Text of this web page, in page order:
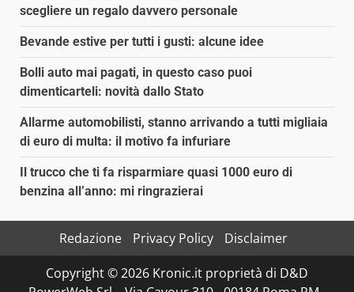
scegliere un regalo davvero personale
Bevande estive per tutti i gusti: alcune idee
Bolli auto mai pagati, in questo caso puoi
dimenticarteli: novità dallo Stato
Allarme automobilisti, stanno arrivando a tutti migliaia
di euro di multa: il motivo fa infuriare
Il trucco che ti fa risparmiare quasi 1000 euro di
benzina all’anno: mi ringrazierai
Redazione Privacy Policy
Disclaimer
Copyright © 2026 Kronic.it proprietà di D&D